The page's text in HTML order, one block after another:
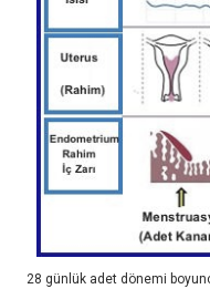
28 günlük adet dönemi